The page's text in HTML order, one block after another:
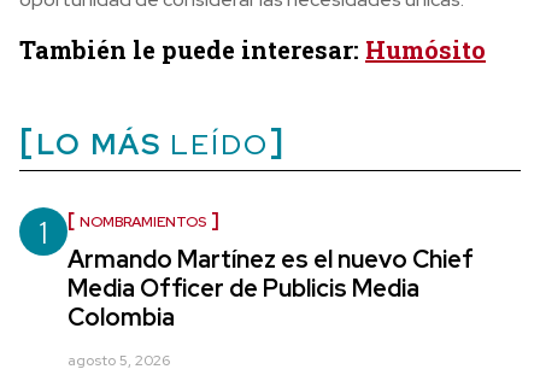
También le puede interesar: Humósito
LO MÁS LEÍDO
1 NOMBRAMIENTOS
Armando Martínez es el nuevo Chief
Media Officer de Publicis Media
Colombia
agosto 5, 2026